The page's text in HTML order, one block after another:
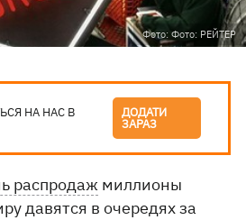
Фото: Фото: РЕЙТЕР
НА НАС В ДОДАТИ
ЗАРАЗ
распродаж миллионы
давятся в очередях за